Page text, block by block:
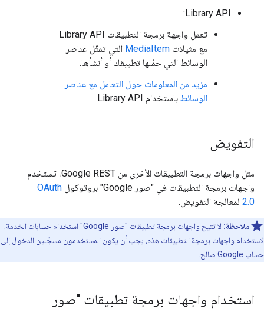
Library API:
تعمل واجهة برمجة التطبيقات Library API
مع مثيلات MediaItem التي تمثّل عناصر
الوسائط التي حمّلها تطبيقك أو أنشأها.
مزيد من المعلومات حول التعامل مع عناصر
الوسائط باستخدام Library API
التفويض
مثل واجهات برمجة التطبيقات الأخرى من Google REST، تستخدم
واجهات برمجة التطبيقات في "صور Google" بروتوكول
OAuth
2.0 لمعالجة التفويض.
ملاحظة:
لا تتيح واجهات برمجة تطبيقات "صور Google" استخدام حسابات الخدمة.
لاستخدام واجهات برمجة التطبيقات هذه، يجب أن يكون المستخدمون مسجّلين الدخول إلى
حساب Google صالح.
استخدام واجهات برمجة تطبيقات "صور